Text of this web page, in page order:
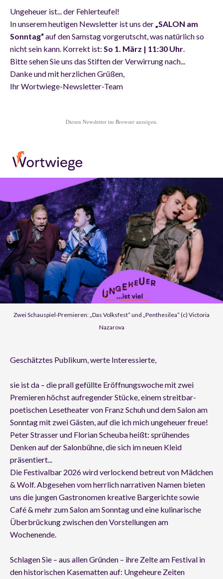
Ungeheuer ist... der Fehlerteufel!
In unserem heutigen Newsletter ist uns der„SALON am
Sonntag“auf den Samstag vorgerutscht, was natürlich so
nicht sein kann. Korrekt ist: So 1. März | 11:30 Uhr.
Bitte sehen Sie uns das Stiften der Verwirrung nach...
Danke und mit herzlichen Grüßen,
Ihr Wortwiege-Newsletter-Team
Diesen Newsletter im Browser anzeigen.
Zwei Schauspiel-Premieren: „Das Volksfest“ und „Penthesilea“ (c) Victoria
Nazarova
Geschätztes Publikum, werte Interessierte,
sie ist da – die prall gefüllte Eröffnungswoche mit zwei
Premieren höchst aufregender Stücke, einem streitbar-
poetischen Lesetheater von Franz Schuh und dem Salon am
Sonntag mit zwei Gästen, auf die ich mich ungeheuer freue!
Peter Strasser und Florian Scheuba heißt: sprühendes
Denken auf der Salonbühne, die sich im neuen Kleid
präsentiert...
Die Festivalbar 2026 wird verlockend betreut von Mädchen
& Wolf. Abgesehen vom herrlich narrativen Namen bieten
uns die jungen Gastronomen kreative Bargerichte sowie
Café & mehr zum Salon am Sonntag und eine kulinarische
Überbrückung zwischen den Vorstellungen am
Wochenende.
Schlagen Sie – aus allen Gründen – ihre Zelte am Festival in
den historischen Kasematten auf: Ungeheure Zeiten